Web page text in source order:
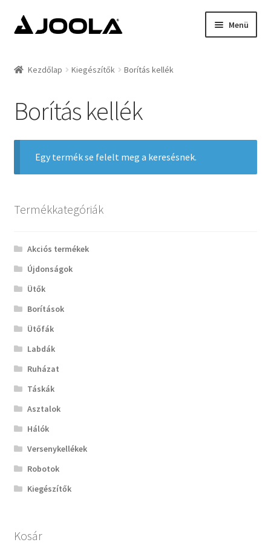
Ugrás
a
Kilépés
a
Menü
Termékek
Kapcsolat
Kezdőlap Kiegészítők Borítás kellék
Borítás kellék
Egy termék se felelt meg a keresésnek.
Termékkategóriák
Akciós termékek
Újdonságok
Ütők
Borítások
Ütőfák
Labdák
Ruházat
Táskák
Asztalok
Hálók
Versenykellékek
Robotok
Kiegészítők
Kosár